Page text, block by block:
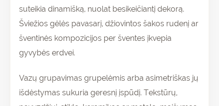
suteikia dinamišką, nuolat besikeičiantį dekorą.
Šviežios gėlės pavasarį, džiovintos šakos rudenį ar
šventinės kompozicijos per šventes įkvepia
gyvybės erdvei.
Vazų grupavimas grupelėmis arba asimetriškas jų
išdėstymas sukuria geresnį įspūdį. Tekstūrų,